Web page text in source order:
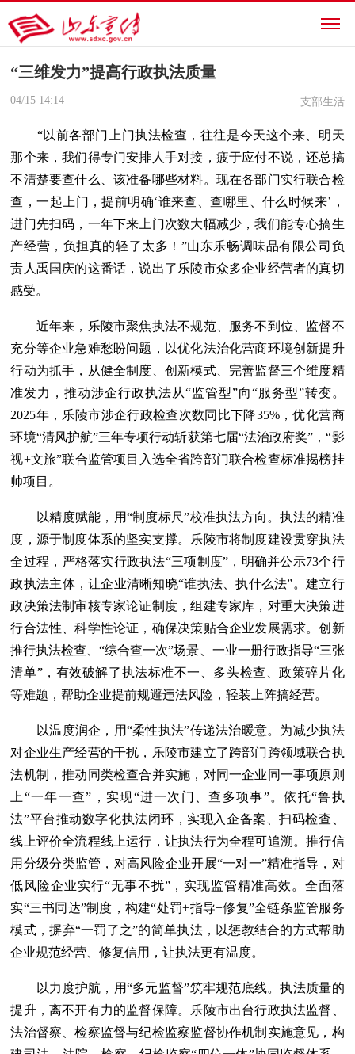
“三维发力”提高行政执法质量
04/15 14:14 支部生活
“以前各部门上门执法检查，往往是今天这个来、明天
那个来，我们得专门安排人手对接，疲于应付不说，还总搞
不清楚要查什么、该准备哪些材料。现在各部门实行联合检
查，一起上门，提前明确‘谁来查、查哪里、什么时候来’，
进门先扫码，一年下来上门次数大幅减少，我们能专心搞生
产经营，负担真的轻了太多！”山东乐畅调味品有限公司负
责人禹国庆的这番话，说出了乐陵市众多企业经营者的真切
感受。
近年来，乐陵市聚焦执法不规范、服务不到位、监督不
充分等企业急难愁盼问题，以优化法治化营商环境创新提升
行动为抓手，从健全制度、创新模式、完善监督三个维度精
准发力，推动涉企行政执法从“监管型”向“服务型”转变。
2025年，乐陵市涉企行政检查次数同比下降35%，优化营商
环境“清风护航”三年专项行动斩获第七届“法治政府奖”，“影
视+文旅”联合监管项目入选全省跨部门联合检查标准揭榜挂
帅项目。
以精度赋能，用“制度标尺”校准执法方向。执法的精准
度，源于制度体系的坚实支撑。乐陵市将制度建设贯穿执法
全过程，严格落实行政执法“三项制度”，明确并公示73个行
政执法主体，让企业清晰知晓“谁执法、执什么法”。建立行
政决策法制审核专家论证制度，组建专家库，对重大决策进
行合法性、科学性论证，确保决策贴合企业发展需求。创新
推行执法检查、“综合查一次”场景、一业一册行政指导“三张
清单”，有效破解了执法标准不一、多头检查、政策碎片化
等难题，帮助企业提前规避违法风险，轻装上阵搞经营。
以温度润企，用“柔性执法”传递法治暖意。为减少执法
对企业生产经营的干扰，乐陵市建立了跨部门跨领域联合执
法机制，推动同类检查合并实施，对同一企业同一事项原则
上“一年一查”，实现“进一次门、查多项事”。依托“鲁执
法”平台推动数字化执法闭环，实现入企备案、扫码检查、
线上评价全流程线上运行，让执法行为全程可追溯。推行信
用分级分类监管，对高风险企业开展“一对一”精准指导，对
低风险企业实行“无事不扰”，实现监管精准高效。全面落
实“三书同达”制度，构建“处罚+指导+修复”全链条监管服务
模式，摒弃“一罚了之”的简单执法，以惩教结合的方式帮助
企业规范经营、修复信用，让执法更有温度。
以力度护航，用“多元监督”筑牢规范底线。执法质量的
提升，离不开有力的监督保障。乐陵市出台行政执法监督、
法治督察、检察监督与纪检监察监督协作机制实施意见，构